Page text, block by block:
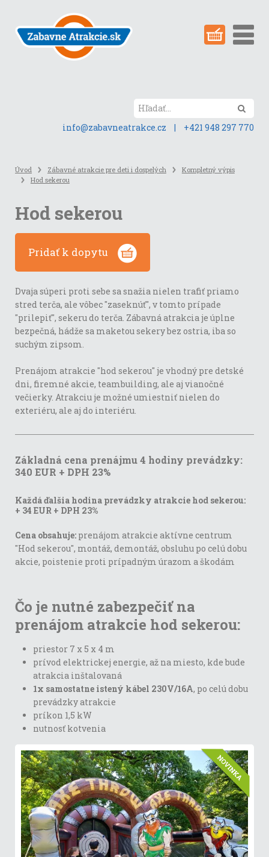
obsah
stránky
info@zabavneatrakce.cz
| +421 948 297 770
Úvod Zábavné atrakcie pre deti i dospelých
Kompletný výpis
Hod sekerou
Hod sekerou
Pridať k dopytu
Dvaja súperi proti sebe sa snažia nielen trafiť priamo
stred terča, ale vôbec "zaseknúť", v tomto prípade
"prilepiť", sekeru do terča. Zábavná atrakcia je úplne
bezpečná, hádže sa maketou sekery bez ostria, iba so
suchým zipsom.
Prenájom atrakcie "hod sekerou" je vhodný pre detské
dni, firemné akcie, teambuilding, ale aj vianočné
večierky. Atrakciu je možné umiestniť nielen do
exteriéru, ale aj do interiéru.
Základná cena prenájmu 4 hodiny prevádzky:
340 EUR + DPH 23%
Každá ďalšia hodina prevádzky atrakcie hod sekerou:
+ 34 EUR + DPH 23%
Cena obsahuje: prenájom atrakcie aktívne centrum
"Hod sekerou", montáž, demontáž, obsluhu po celú dobu
akcie, poistenie proti prípadným úrazom a škodám
Čo je nutné zabezpečiť na
prenájom atrakcie hod sekerou:
priestor 7 x 5 x 4 m
prívod elektrickej energie, až na miesto, kde bude
atrakcia inštalovaná
1x samostatne istený kábel 230V/16A, po celú dobu
prevádzky atrakcie
príkon 1,5 kW
nutnosť kotvenia